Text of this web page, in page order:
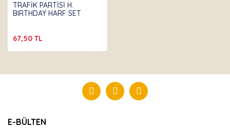
TRAFİK PARTİSİ H.
BIRTHDAY HARF SET
67,50 TL
E-BÜLTEN